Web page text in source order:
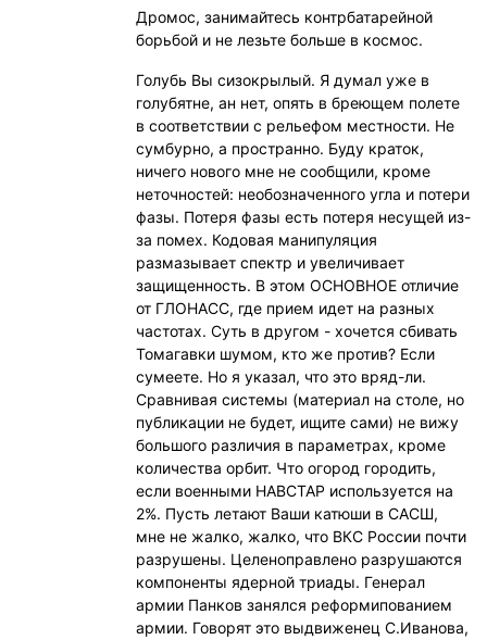
Дромос, занимайтесь контрбатарейной
борьбой и не лезьте больше в космос.
Голубь Вы сизокрылый. Я думал уже в
голубятне, ан нет, опять в бреющем полете
в соответствии с рельефом местности. Не
сумбурно, а пространно. Буду краток,
ничего нового мне не сообщили, кроме
неточностей: необозначенного угла и потери
фазы. Потеря фазы есть потеря несущей из-
за помех. Кодовая манипуляция
размазывает спектр и увеличивает
защищенность. В этом ОСНОВНОЕ отличие
от ГЛОНАСС, где прием идет на разных
частотах. Суть в другом - хочется сбивать
Томагавки шумом, кто же против? Если
сумеете. Но я указал, что это вряд-ли.
Сравнивая системы (материал на столе, но
публикации не будет, ищите сами) не вижу
большого различия в параметрах, кроме
количества орбит. Что огород городить,
если военными НАВСТАР используется на
2%. Пусть летают Ваши катюши в САСШ,
мне не жалко, жалко, что ВКС России почти
разрушены. Целеноправлено разрушаются
компоненты ядерной триады. Генерал
армии Панков занялся реформипованием
армии. Говорят это выдвиженец С.Иванова,